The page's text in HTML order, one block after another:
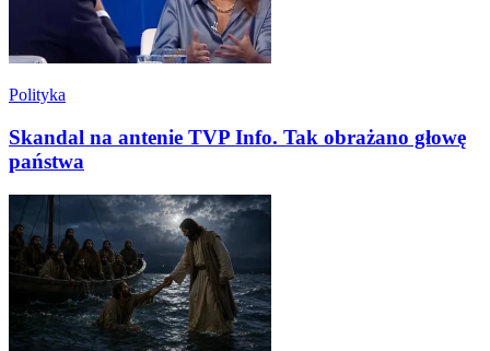
Polityka
Skandal na antenie TVP Info. Tak obrażano głowę
państwa